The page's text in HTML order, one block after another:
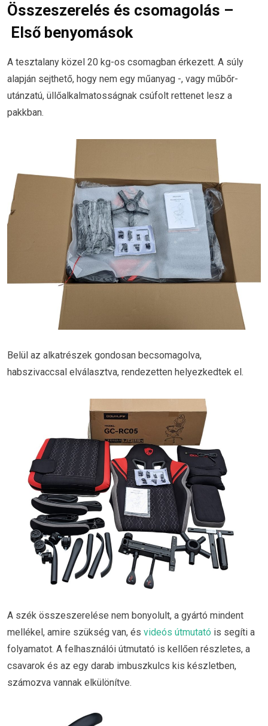
Összeszerelés és csomagolás –
Első benyomások
A tesztalany közel 20 kg-os csomagban érkezett. A súly
alapján sejthető, hogy nem egy műanyag -, vagy műbőr-
utánzatú, üllőalkalmatosságnak csúfolt rettenet lesz a
pakkban.
Belül az alkatrészek gondosan becsomagolva,
habszivaccsal elválasztva, rendezetten helyezkedtek el.
A szék összeszerelése nem bonyolult, a gyártó mindent
mellékel, amire szükség van, és videós útmutató is segíti a
folyamatot. A felhasználói útmutató is kellően részletes, a
csavarok és az egy darab imbuszkulcs kis készletben,
számozva vannak elkülönítve.